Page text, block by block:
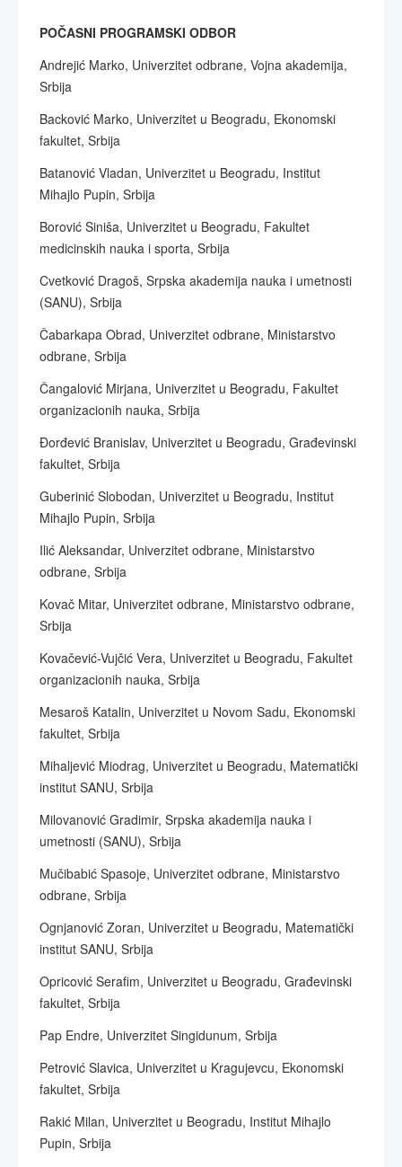
POČASNI PROGRAMSKI ODBOR
Andrejić Marko, Univerzitet odbrane, Vojna akademija,
Srbija
Backović Marko, Univerzitet u Beogradu, Ekonomski
fakultet, Srbija
Batanović Vladan, Univerzitet u Beogradu, Institut
Mihajlo Pupin, Srbija
Borović Siniša, Univerzitet u Beogradu, Fakultet
medicinskih nauka i sporta, Srbija
Cvetković Dragoš, Srpska akademija nauka i umetnosti
(SANU), Srbija
Čabarkapa Obrad, Univerzitet odbrane, Ministarstvo
odbrane, Srbija
Čangalović Mirjana, Univerzitet u Beogradu, Fakultet
organizacionih nauka, Srbija
Đorđević Branislav, Univerzitet u Beogradu, Građevinski
fakultet, Srbija
Guberinić Slobodan, Univerzitet u Beogradu, Institut
Mihajlo Pupin, Srbija
Ilić Aleksandar, Univerzitet odbrane, Ministarstvo
odbrane, Srbija
Kovač Mitar, Univerzitet odbrane, Ministarstvo odbrane,
Srbija
Kovačević-Vujčić Vera, Univerzitet u Beogradu, Fakultet
organizacionih nauka, Srbija
Mesaroš Katalin, Univerzitet u Novom Sadu, Ekonomski
fakultet, Srbija
Mihaljević Miodrag, Univerzitet u Beogradu, Matematički
institut SANU, Srbija
Milovanović Gradimir, Srpska akademija nauka i
umetnosti (SANU), Srbija
Mučibabić Spasoje, Univerzitet odbrane, Ministarstvo
odbrane, Srbija
Ognjanović Zoran, Univerzitet u Beogradu, Matematički
institut SANU, Srbija
Opricović Serafim, Univerzitet u Beogradu, Građevinski
fakultet, Srbija
Pap Endre, Univerzitet Singidunum, Srbija
Petrović Slavica, Univerzitet u Kragujevcu, Ekonomski
fakultet, Srbija
Rakić Milan, Univerzitet u Beogradu, Institut Mihajlo
Pupin, Srbija